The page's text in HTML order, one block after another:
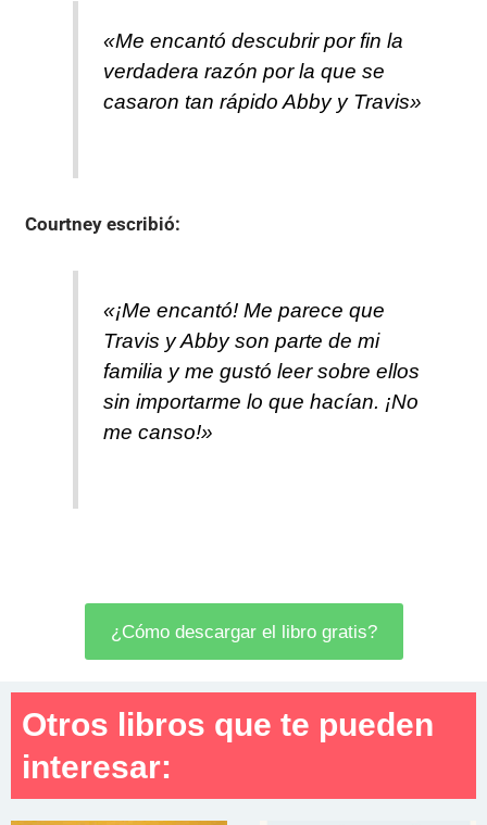
«Me encantó descubrir por fin la
verdadera razón por la que se
casaron tan rápido Abby y Travis»
Courtneyescribió:
«¡Me encantó! Me parece que
Travis y Abby son parte de mi
familia y me gustó leer sobre ellos
sin importarme lo que hacían. ¡No
me canso!»
¿Cómo descargar el libro gratis?
Otros libros que te pueden
interesar: